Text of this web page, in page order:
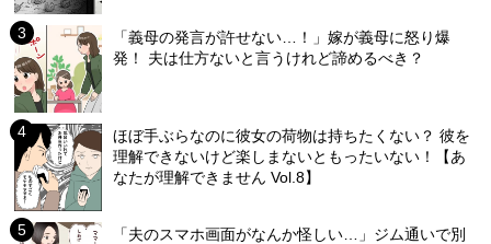
「義母の発言が許せない…！」嫁が義母に怒り爆
発！ 夫は仕方ないと言うけれど諦めるべき？
ほぼ手ぶらなのに彼女の荷物は持ちたくない？ 彼を
理解できないけど楽しまないともったいない！【あ
なたが理解できません Vol.8】
「夫のスマホ画面がなんか怪しい…」ジム通いで別